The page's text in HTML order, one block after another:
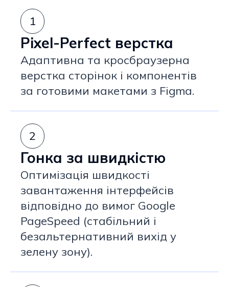
1
Pixel-Perfect верстка
Адаптивна та кросбраузерна
верстка сторінок і компонентів
за готовими макетами з Figma.
2
Гонка за швидкістю
Оптимізація швидкості
завантаження інтерфейсів
відповідно до вимог Google
PageSpeed (стабільний і
безальтернативний вихід у
зелену зону).